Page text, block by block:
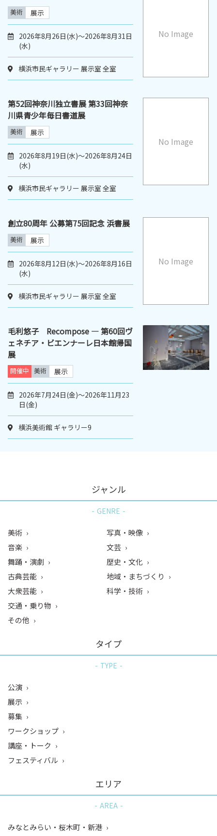
No Image
美術 展示
2026年8月26日(水)～2026年8月31日
(水)
横浜市民ギャラリー 展示室 全室
No Image
第52回神奈川独立書展 第33回神奈
川県青少年毎日書道展
美術 展示
2026年8月19日(水)～2026年8月24日
(水)
横浜市民ギャラリー 展示室 全室
No Image
創立80周年 公募第75回記念 浜書展
美術 展示
2026年8月12日(水)～2026年8月16日
(水)
横浜市民ギャラリー 展示室 全室
毛利悠子 Recompose ― 第60回ヴ
ェネチア・ビエンナーレ日本館帰国
展
開催中 美術 展示
2026年7月24日(金)～2026年11月23
日(金)
横浜美術館 ギャラリー9
ジャンル
GENRE
美術
音楽
舞踊・演劇
古典芸能
大衆芸能
写真・映像
文芸
歴史・文化
地域・まちづくり
科学・技術
交通・乗り物
その他
タイプ
TYPE
公演
展示
募集
ワークショップ
講座・トーク
フェスティバル
エリア
AREA
みなとみらい・桜木町・新港